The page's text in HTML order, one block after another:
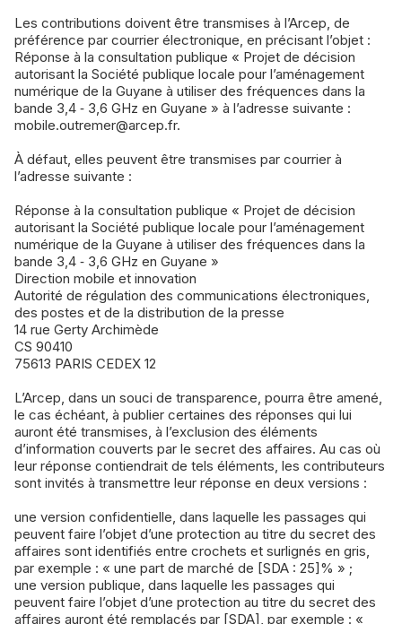
Les contributions doivent être transmises à l’Arcep, de
préférence par courrier électronique, en précisant l’objet :
Réponse à la consultation publique « Projet de décision
autorisant la Société publique locale pour l’aménagement
numérique de la Guyane à utiliser des fréquences dans la
bande 3,4 ‑ 3,6 GHz en Guyane » à l’adresse suivante :
mobile.outremer@arcep.fr.
À défaut, elles peuvent être transmises par courrier à
l’adresse suivante :
Réponse à la consultation publique « Projet de décision
autorisant la Société publique locale pour l’aménagement
numérique de la Guyane à utiliser des fréquences dans la
bande 3,4 ‑ 3,6 GHz en Guyane »
Direction mobile et innovation
Autorité de régulation des communications électroniques,
des postes et de la distribution de la presse
14 rue Gerty Archimède
CS 90410
75613 PARIS CEDEX 12
L’Arcep, dans un souci de transparence, pourra être amené,
le cas échéant, à publier certaines des réponses qui lui
auront été transmises, à l’exclusion des éléments
d’information couverts par le secret des affaires. Au cas où
leur réponse contiendrait de tels éléments, les contributeurs
sont invités à transmettre leur réponse en deux versions :
une version confidentielle, dans laquelle les passages qui
peuvent faire l’objet d’une protection au titre du secret des
affaires sont identifiés entre crochets et surlignés en gris,
par exemple : « une part de marché de [SDA : 25]% » ;
une version publique, dans laquelle les passages qui
peuvent faire l’objet d’une protection au titre du secret des
affaires auront été remplacés par [SDA], par exemple : «